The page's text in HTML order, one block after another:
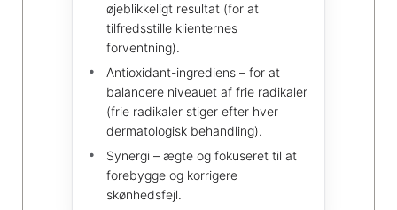
øjeblikkeligt resultat (for at
tilfredsstille klienternes
forventning).
Antioxidant-ingrediens – for at
balancere niveauet af frie radikaler
(frie radikaler stiger efter hver
dermatologisk behandling).
Synergi – ægte og fokuseret til at
forebygge og korrigere
skønhedsfejl.